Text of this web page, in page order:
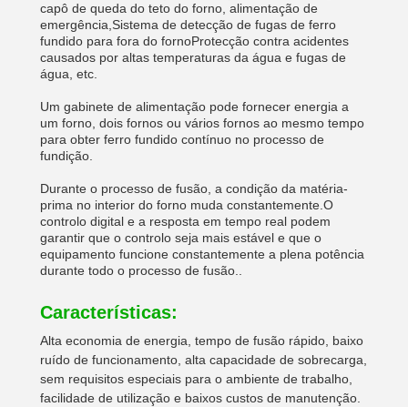
capô de queda do teto do forno, alimentação de
emergência,Sistema de detecção de fugas de ferro
fundido para fora do fornoProtecção contra acidentes
causados por altas temperaturas da água e fugas de
água, etc.
Um gabinete de alimentação pode fornecer energia a
um forno, dois fornos ou vários fornos ao mesmo tempo
para obter ferro fundido contínuo no processo de
fundição.
Durante o processo de fusão, a condição da matéria-
prima no interior do forno muda constantemente.O
controlo digital e a resposta em tempo real podem
garantir que o controlo seja mais estável e que o
equipamento funcione constantemente a plena potência
durante todo o processo de fusão..
Características:
Alta economia de energia, tempo de fusão rápido, baixo
ruído de funcionamento, alta capacidade de sobrecarga,
sem requisitos especiais para o ambiente de trabalho,
facilidade de utilização e baixos custos de manutenção.